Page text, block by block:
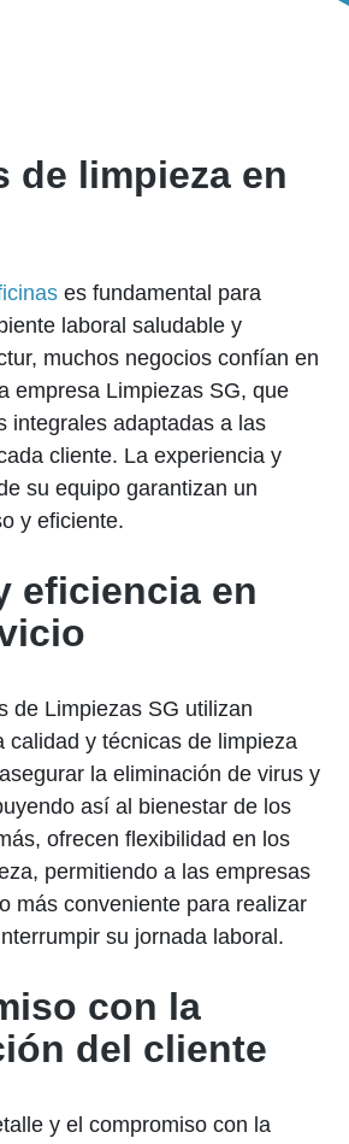
de limpieza en
es fundamental para
laboral saludable y
muchos negocios confían en
empresa Limpiezas SG, que
integrales adaptadas a las
cliente. La experiencia y
su equipo garantizan un
y eficiente.
eficiencia en
de Limpiezas SG utilizan
calidad y técnicas de limpieza
la eliminación de virus y
así al bienestar de los
ofrecen flexibilidad en los
permitiendo a las empresas
más conveniente para realizar
su jornada laboral.
con la
del cliente
y el compromiso con la